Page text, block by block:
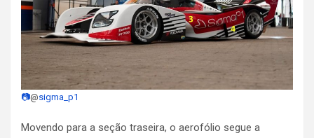
📷@sigma_p1
Movendo para a seção traseira, o aerofólio segue a